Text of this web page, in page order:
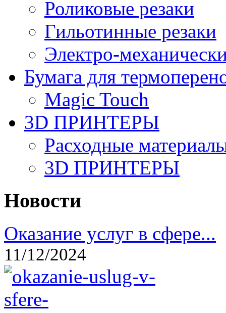
Роликовые резаки
Гильотинные резаки
Электро-
Бумага для
Magic Touch
3D ПРИНТЕРЫ
Расходные
3D ПРИНТЕРЫ
Новости
Оказание услуг в сфере...
11/12/2024